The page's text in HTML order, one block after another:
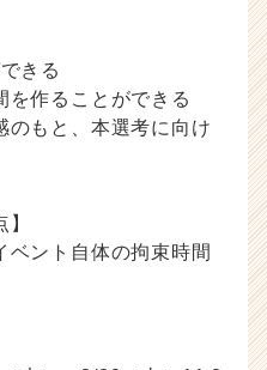
きる
を作ることができる
のもと、本選考に向け
ベント自体の拘束時間